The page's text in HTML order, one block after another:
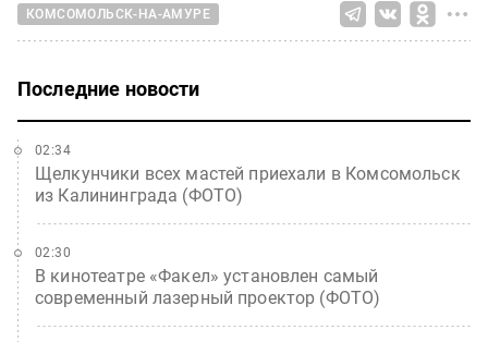
КОМСОМОЛЬСК-НА-АМУРЕ
Последние новости
Щелкунчики всех мастей приехали в Комсомольск
из Калининграда (ФОТО)
02:34
В кинотеатре «Факел» установлен самый
современный лазерный проектор (ФОТО)
02:30